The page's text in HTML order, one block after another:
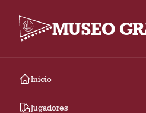
MUSEO
Inicio
Jugadores